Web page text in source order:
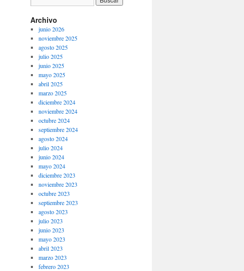
Archivo
junio 2026
noviembre 2025
agosto 2025
julio 2025
junio 2025
mayo 2025
abril 2025
marzo 2025
diciembre 2024
noviembre 2024
octubre 2024
septiembre 2024
agosto 2024
julio 2024
junio 2024
mayo 2024
diciembre 2023
noviembre 2023
octubre 2023
septiembre 2023
agosto 2023
julio 2023
junio 2023
mayo 2023
abril 2023
marzo 2023
febrero 2023